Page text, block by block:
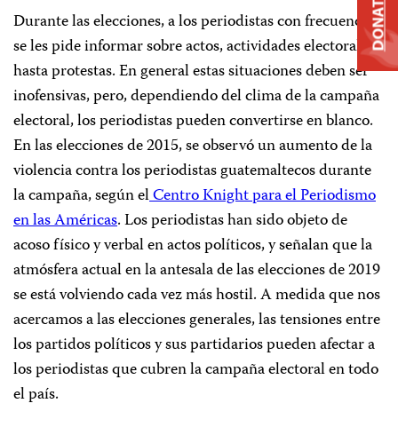
Durante las elecciones, a los periodistas con frecuencia
se les pide informar sobre actos, actividades electorales y
hasta protestas. En general estas situaciones deben ser
inofensivas, pero, dependiendo del clima de la campaña
electoral, los periodistas pueden convertirse en blanco.
En las elecciones de 2015, se observó un aumento de la
violencia contra los periodistas guatemaltecos durante
la campaña, según elCentro Knight para el Periodismo
en las Américas. Los periodistas han sido objeto de
acoso físico y verbal en actos políticos, y señalan que la
atmósfera actual en la antesala de las elecciones de 2019
se está volviendo cada vez más hostil. A medida que nos
acercamos a las elecciones generales, las tensiones entre
los partidos políticos y sus partidarios pueden afectar a
los periodistas que cubren la campaña electoral en todo
el país.
DONATE